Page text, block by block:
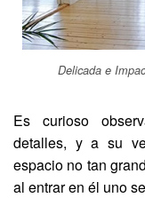
Delicada e
Es curioso
detalles, y a su
espacio no tan
al entrar en él uno